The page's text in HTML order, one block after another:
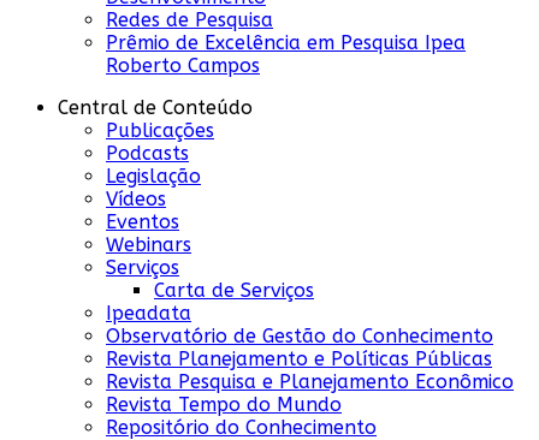
Redes de Pesquisa
Prêmio de Excelência em Pesquisa Ipea
Roberto Campos
Central de Conteúdo
Publicações
Podcasts
Legislação
Vídeos
Eventos
Webinars
Serviços
Carta de Serviços
Ipeadata
Observatório de Gestão do Conhecimento
Revista Planejamento e Políticas Públicas
Revista Pesquisa e Planejamento Econômico
Revista Tempo do Mundo
Repositório do Conhecimento